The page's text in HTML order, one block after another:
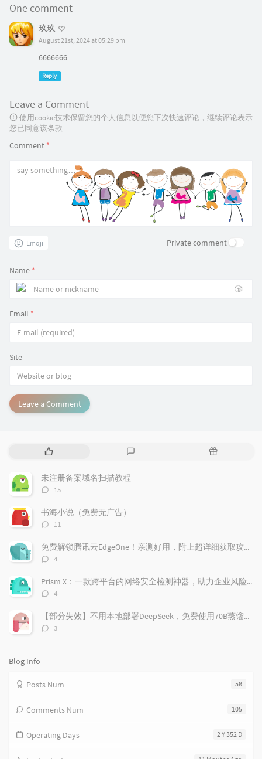
One comment
玖玖
August 21st, 2024 at 05:29 pm
6666666
Reply
Leave a Comment
使用cookie技术保留您的个人信息以便您下次快速评论，继续评论表示
您已同意该条款
Comment *
Emoji Private comment
Name *
🎲
Email *
Site
Leave a Comment
P
p
u
a
r
r
t
c
l
s
m
n
R
t
l
未注册备案域名扫描教程
评
数：
15
书海小说（免费无广告）
评
数：
11
免费解锁腾讯云EdgeOne！亲测好用，附上超详细获取攻略！
评
数：
4
Prism X：一款跨平台的网络安全检测神器，助力企业风险管理
评
数：
4
【部分失效】不用本地部署DeepSeek，免费使用70B蒸馏模型
评
3
Blog Info
58
Posts Num
105
Comments Num
2 Y 352 D
Operating Days